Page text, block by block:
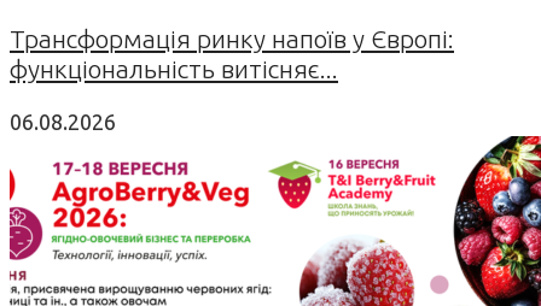
Трансформація ринку напоїв у Європі:
функціональність витісняє...
06.08.2026